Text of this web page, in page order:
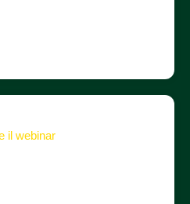
il webinar